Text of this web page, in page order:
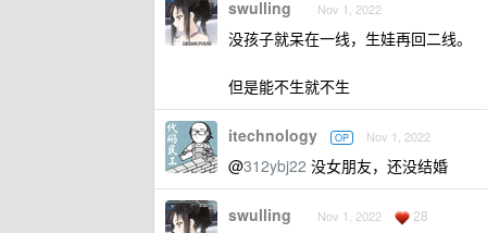
swulling Nov 1, 2022
没孩子就呆在一线，生娃再回二线。
但是能不生就不生
itechnology OP Nov 1, 2022
@312ybj22 没女朋友，还没结婚
swulling Nov 1, 2022 28